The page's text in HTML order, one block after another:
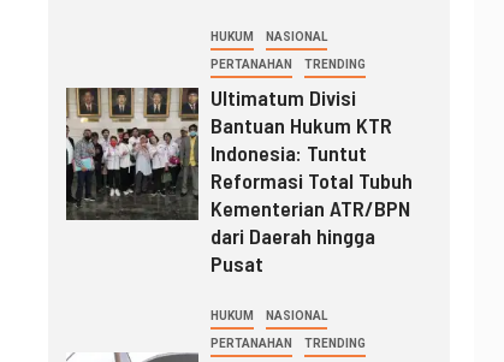
HUKUM NASIONAL
PERTANAHAN TRENDING
Ultimatum Divisi
Bantuan Hukum KTR
Indonesia: Tuntut
Reformasi Total Tubuh
Kementerian ATR/BPN
dari Daerah hingga
Pusat
HUKUM NASIONAL
PERTANAHAN TRENDING